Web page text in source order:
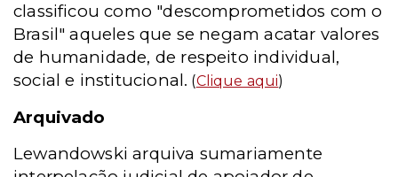
classificou como "descomprometidos com o
Brasil" aqueles que se negam acatar valores
de humanidade, de respeito individual,
social e institucional. (Clique aqui)
Arquivado
Lewandowski arquiva sumariamente